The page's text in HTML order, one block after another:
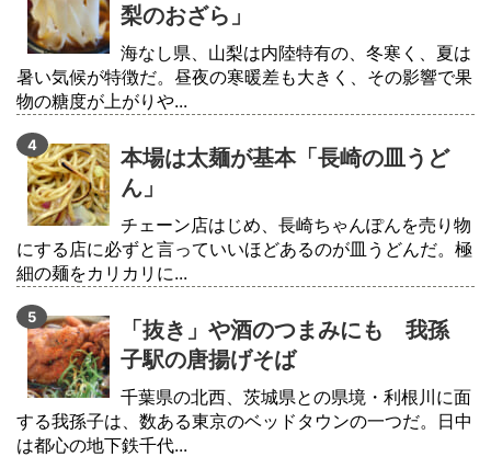
梨のおざら」
海なし県、山梨は内陸特有の、冬寒く、夏は
暑い気候が特徴だ。昼夜の寒暖差も大きく、その影響で果
物の糖度が上がりや...
本場は太麺が基本「長崎の皿うど
ん」
チェーン店はじめ、長崎ちゃんぽんを売り物
にする店に必ずと言っていいほどあるのが皿うどんだ。極
細の麺をカリカリに...
「抜き」や酒のつまみにも 我孫
子駅の唐揚げそば
千葉県の北西、茨城県との県境・利根川に面
する我孫子は、数ある東京のベッドタウンの一つだ。日中
は都心の地下鉄千代...